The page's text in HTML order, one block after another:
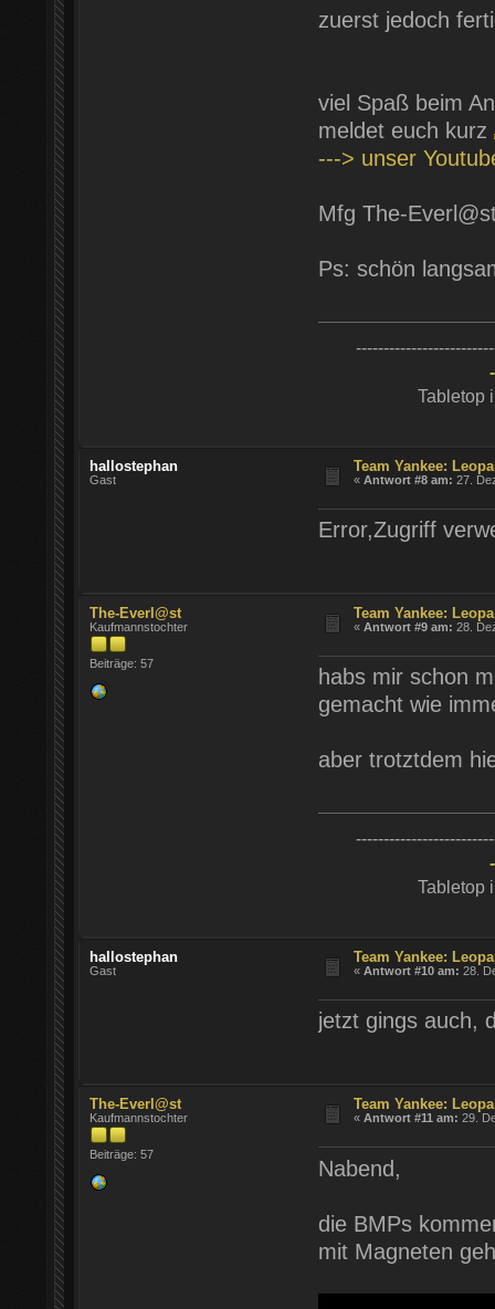
zuerst jedoch
viel Spaß beim
meldet euch kurz
---> unser
Mfg The-
Ps: schön
Tabletop
hallostephan
Gast
Team Yankee:
«Antwort #8 am: 27.
Error,Zugriff
The-Everl@st
Kaufmannstochter
Beiträge: 57
Team Yankee:
«Antwort #9 am: 28.
habs mir schon
gemacht wie
aber trotztdem
Tabletop
hallostephan
Gast
Team Yankee:
«Antwort #10 am: 28.
jetzt gings auch,
The-Everl@st
Kaufmannstochter
Beiträge: 57
Team Yankee:
«Antwort #11 am: 29.
Nabend,
die BMPs
mit Magneten